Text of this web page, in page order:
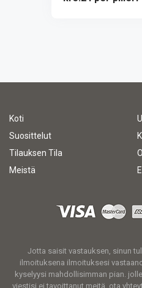
Koti
Suosittelut
Tilauksen Tila
Meistä
Jotta saisit vastauksen, sinun
ilmoituksena ilmoituksesi
kyselyysi mahdollisimman pian.
viestisi ei tavoittanut meitä. ota